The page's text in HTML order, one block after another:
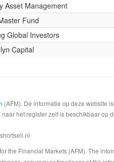
Asset Management
Fund
Global Investors
Capital
(AFM). De informatie op deze website
het register zelf is beschikbaar op
the Financial Markets (AFM). The